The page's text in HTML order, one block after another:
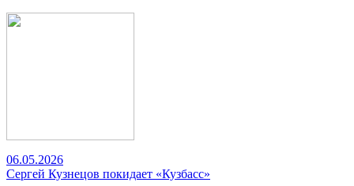
06.05.2026
Сергей Кузнецов покидает «Кузбасс»